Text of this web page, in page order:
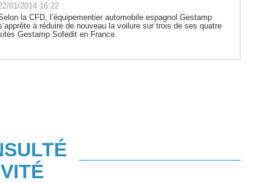
01/2014 16:22
la CFD, l’équipementier automobile espagnol Gestamp
à réduire de nouveau la voilure sur trois de ses quatre
Gestamp Sofedit en France.